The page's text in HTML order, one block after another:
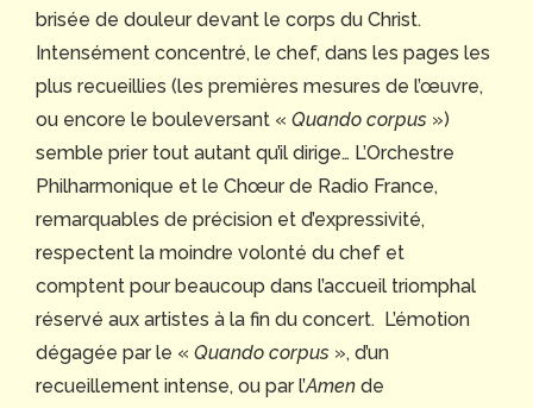
brisée de douleur devant le corps du Christ.
Intensément concentré, le chef, dans les pages les
plus recueillies (les premières mesures de l’œuvre,
ou encore le bouleversant « Quando corpus »)
semble prier tout autant qu’il dirige… L’Orchestre
Philharmonique et le Chœur de Radio France,
remarquables de précision et d’expressivité,
respectent la moindre volonté du chef et
comptent pour beaucoup dans l’accueil triomphal
réservé aux artistes à la fin du concert. L’émotion
dégagée par le « Quando corpus », d’un
recueillement intense, ou par l’Amen de